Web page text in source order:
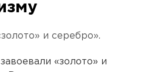
и серебро».
«золото» и